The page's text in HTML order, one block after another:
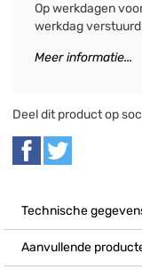
Op werkdagen
werkdag
Meer informatie...
Deel dit product op
Technische
Aanvullende